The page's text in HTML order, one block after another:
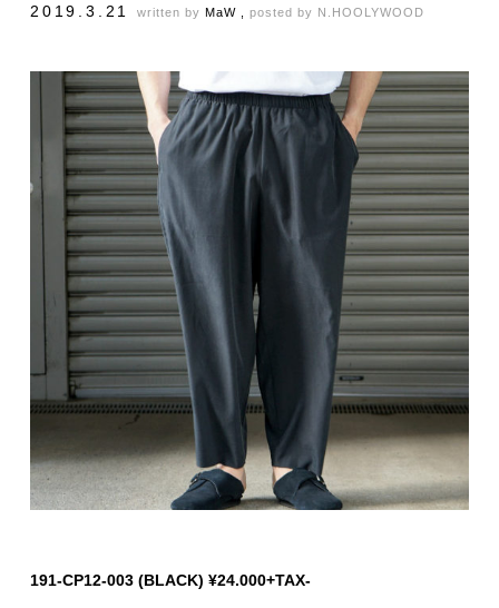
2019.3.21 written by MaW , posted by N.HOOLYWOOD
191-CP12-003 (BLACK) ¥24.000+TAX-